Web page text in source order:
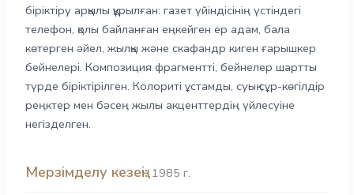
біріктіру арқылы құрылған: газет үйіндісінің үстіндегі
телефон, қолы байланған еңкейген ер адам, бала
көтерген әйел, жылқы және скафандр киген ғарышкер
бейнелері. Композиция фрагментті, бейнелер шартты
түрде біріктірілген. Колориті ұстамды, суық сұр-көгілдір
реңктер мен бәсең жылы акценттердің үйлесуіне
негізделген.
Мерзімделу кезеңі: 1985 г.